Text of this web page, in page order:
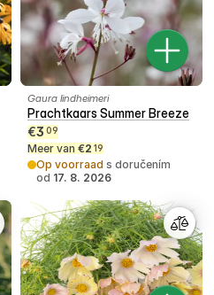
Gaura lindheimeri
Prachtkaars Summer Breeze
€3 09
Meer van €2 19
Op voorraad s doručením
od 17. 8. 2026